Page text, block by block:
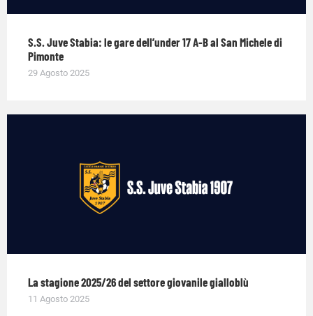
S.S. Juve Stabia: le gare dell’under 17 A-B al San Michele di
Pimonte
29 Agosto 2025
La stagione 2025/26 del settore giovanile gialloblù
11 Agosto 2025